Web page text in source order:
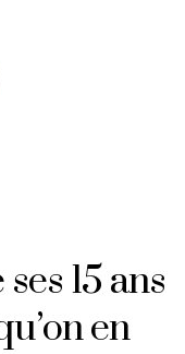
15 ans
en